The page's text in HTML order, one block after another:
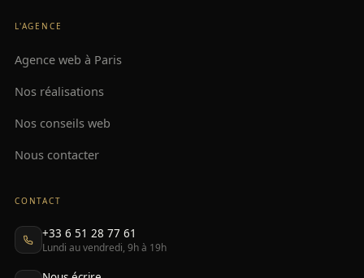
L'AGENCE
Agence web à Paris
Nos réalisations
Nos conseils web
Nous contacter
CONTACT
+33 6 51 28 77 61
Lundi au vendredi, 9h à 19h